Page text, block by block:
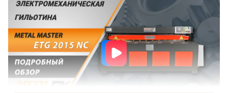
Мощность, кВт
3
Габариты упаковки, мм
1800×1750×1250
Габариты станка, мм
1800×900×1100
Масса станка (брутто/
480/400